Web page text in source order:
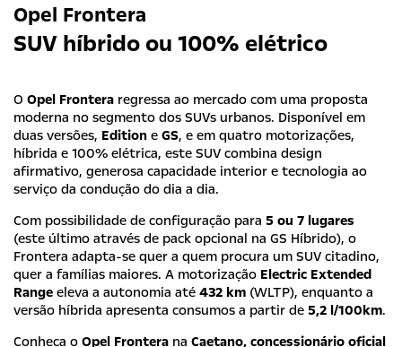
Primeiro nome
Apelido(s) *
Endereço de e-mail
Contacto telefónico
Opel Frontera
SUV híbrido ou 100% elétrico
O Opel Frontera regressa ao mercado com uma proposta
moderna no segmento dos SUVs urbanos. Disponível em
duas versões, Edition e GS, e em quatro motorizações,
híbrida e 100% elétrica, este SUV combina design
afirmativo, generosa capacidade interior e tecnologia ao
serviço da condução do dia a dia.
Com possibilidade de configuração para 5 ou 7 lugares
(este último através de pack opcional na GS Híbrido), o
Frontera adapta-se quer a quem procura um SUV citadino,
quer a famílias maiores. A motorização Electric Extended
Range eleva a autonomia até 432 km (WLTP), enquanto a
versão híbrida apresenta consumos a partir de 5,2 l/100km.
Conheça o Opel Frontera na Caetano, concessionário oficial